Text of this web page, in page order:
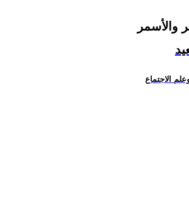
والأسمر
الاجتماع